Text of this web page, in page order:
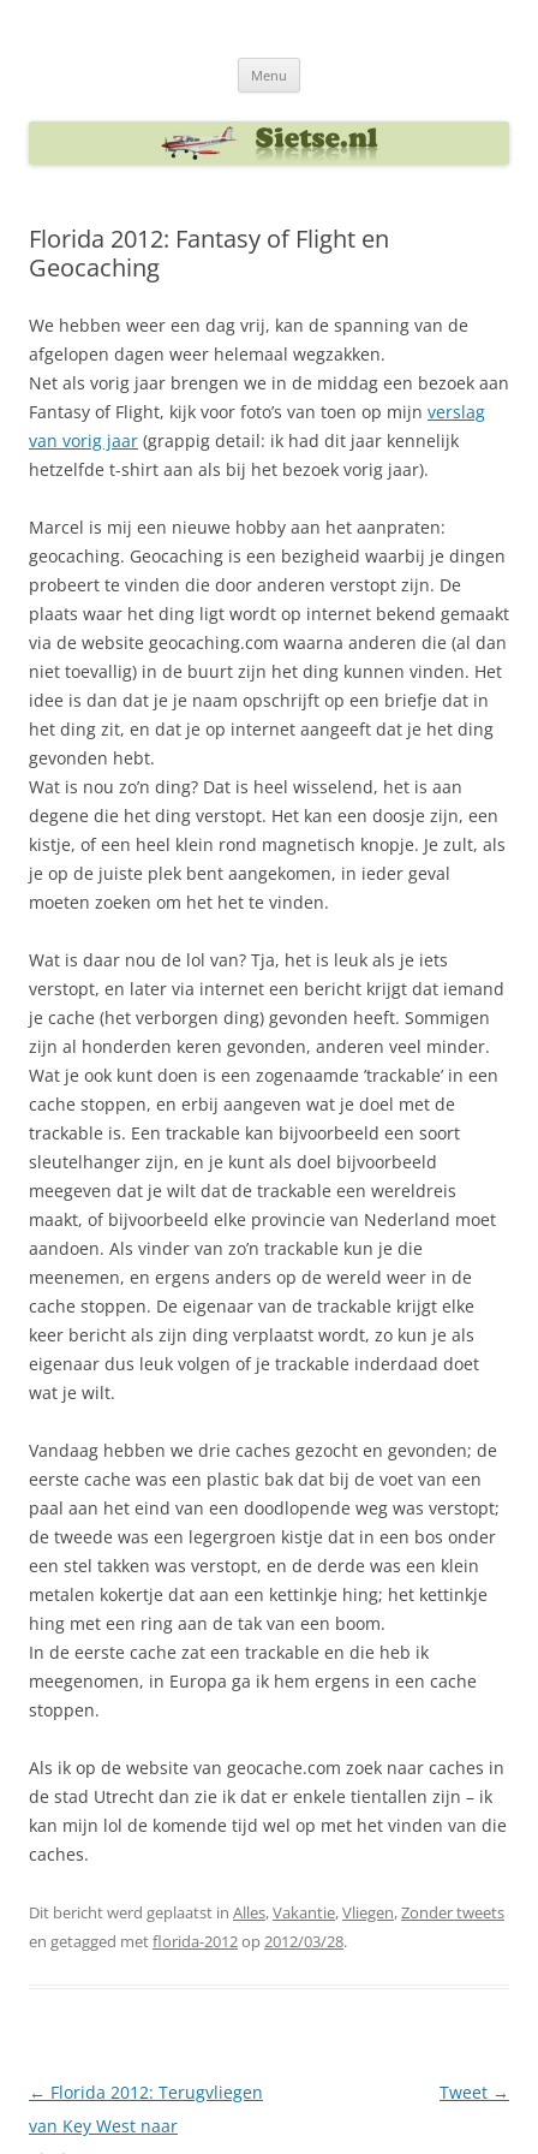
Menu
Florida 2012: Fantasy of Flight en
Geocaching
We hebben weer een dag vrij, kan de spanning van de
afgelopen dagen weer helemaal wegzakken.
Net als vorig jaar brengen we in de middag een bezoek aan
Fantasy of Flight, kijk voor foto’s van toen op mijn verslag
van vorig jaar (grappig detail: ik had dit jaar kennelijk
hetzelfde t-shirt aan als bij het bezoek vorig jaar).
Marcel is mij een nieuwe hobby aan het aanpraten:
geocaching. Geocaching is een bezigheid waarbij je dingen
probeert te vinden die door anderen verstopt zijn. De
plaats waar het ding ligt wordt op internet bekend gemaakt
via de website geocaching.com waarna anderen die (al dan
niet toevallig) in de buurt zijn het ding kunnen vinden. Het
idee is dan dat je je naam opschrijft op een briefje dat in
het ding zit, en dat je op internet aangeeft dat je het ding
gevonden hebt.
Wat is nou zo’n ding? Dat is heel wisselend, het is aan
degene die het ding verstopt. Het kan een doosje zijn, een
kistje, of een heel klein rond magnetisch knopje. Je zult, als
je op de juiste plek bent aangekomen, in ieder geval
moeten zoeken om het het te vinden.
Wat is daar nou de lol van? Tja, het is leuk als je iets
verstopt, en later via internet een bericht krijgt dat iemand
je cache (het verborgen ding) gevonden heeft. Sommigen
zijn al honderden keren gevonden, anderen veel minder.
Wat je ook kunt doen is een zogenaamde ’trackable’ in een
cache stoppen, en erbij aangeven wat je doel met de
trackable is. Een trackable kan bijvoorbeeld een soort
sleutelhanger zijn, en je kunt als doel bijvoorbeeld
meegeven dat je wilt dat de trackable een wereldreis
maakt, of bijvoorbeeld elke provincie van Nederland moet
aandoen. Als vinder van zo’n trackable kun je die
meenemen, en ergens anders op de wereld weer in de
cache stoppen. De eigenaar van de trackable krijgt elke
keer bericht als zijn ding verplaatst wordt, zo kun je als
eigenaar dus leuk volgen of je trackable inderdaad doet
wat je wilt.
Vandaag hebben we drie caches gezocht en gevonden; de
eerste cache was een plastic bak dat bij de voet van een
paal aan het eind van een doodlopende weg was verstopt;
de tweede was een legergroen kistje dat in een bos onder
een stel takken was verstopt, en de derde was een klein
metalen kokertje dat aan een kettinkje hing; het kettinkje
hing met een ring aan de tak van een boom.
In de eerste cache zat een trackable en die heb ik
meegenomen, in Europa ga ik hem ergens in een cache
stoppen.
Als ik op de website van geocache.com zoek naar caches in
de stad Utrecht dan zie ik dat er enkele tientallen zijn – ik
kan mijn lol de komende tijd wel op met het vinden van die
caches.
Dit bericht werd geplaatst in Alles,Vakantie,Vliegen,Zonder tweets
en getagged metflorida-2012op2012/03/28.
Berichtnavigatie
← Florida 2012: Terugvliegen
van Key West naar
Tweet →